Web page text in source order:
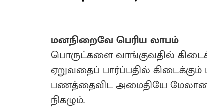
மனநிறைவே பெரிய லாபம்
​பொருட்களை வாங்குவதில்
ஏறுவதைப் பார்ப்பதில்
பணத்தைவிட அமைதியே
நிகழும்.